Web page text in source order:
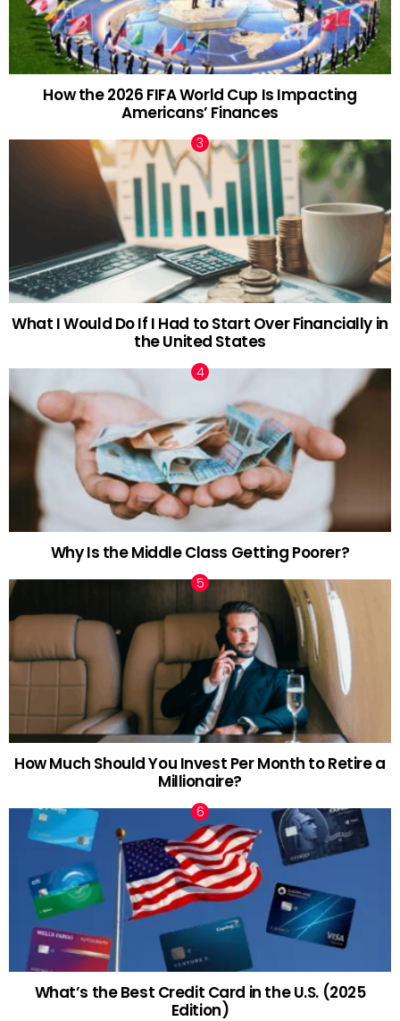
How the 2026 FIFA World Cup Is Impacting
Americans’ Finances
What I Would Do If I Had to Start Over Financially in
the United States
Why Is the Middle Class Getting Poorer?
How Much Should You Invest Per Month to Retire a
Millionaire?
What’s the Best Credit Card in the U.S. (2025
Edition)